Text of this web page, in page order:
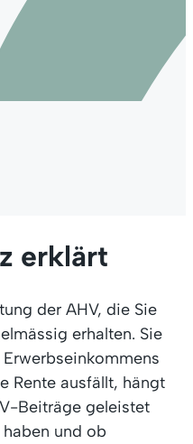
erklärt
der AHV, die Sie
erhalten. Sie
Rente ausfällt, hängt
Beiträge geleistet
und ob